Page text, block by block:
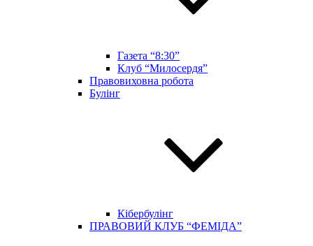
Газета “8:30”
Клуб “Милосердя”
Правовиховна робота
Булінг
Кібербулінг
ПРАВОВИЙ КЛУБ “ФЕМІДА”